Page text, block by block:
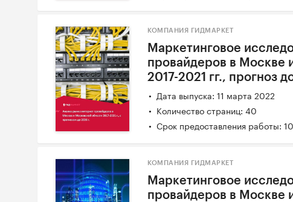
КОМПАНИЯ ГИДМАРКЕТ
Маркетинговое
провайдеров в Москве
2017-2021 гг., прогноз
Дата выпуска: 11 марта 2022
Количество страниц: 40
Срок предоставления работы:
КОМПАНИЯ ГИДМАРКЕТ
Маркетинговое
провайдеров в Москве